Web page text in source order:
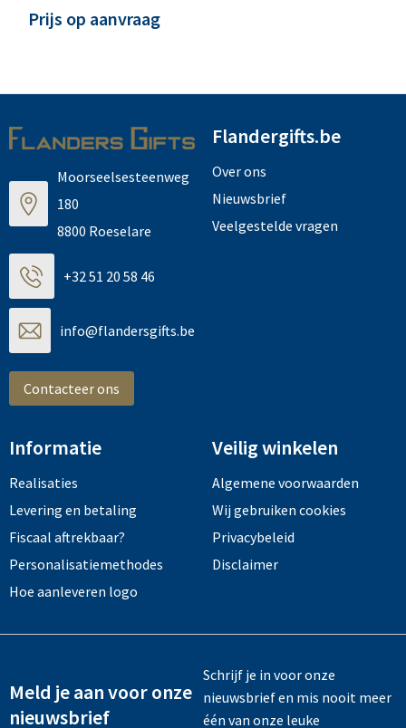
Prijs op aanvraag
Moorseelsesteenweg
180
8800 Roeselare
+32 51 20 58 46
info@flandersgifts.be
Contacteer ons
Flandergifts.be
Over ons
Nieuwsbrief
Veelgestelde vragen
Informatie
Realisaties
Levering en betaling
Fiscaal aftrekbaar?
Personalisatiemethodes
Hoe aanleveren logo
Veilig winkelen
Algemene voorwaarden
Wij gebruiken cookies
Privacybeleid
Disclaimer
Meld je aan voor onze
nieuwsbrief
Schrijf je in voor onze
nieuwsbrief en mis nooit meer
één van onze leuke